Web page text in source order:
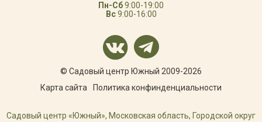
Пн-Сб9:00-19:00
Вс9:00-16:00
© Садовый центр Южный 2009-2026
Карта сайта
Политика конфинденциальности
Садовый центр «Южный», Московская область, Городской округ